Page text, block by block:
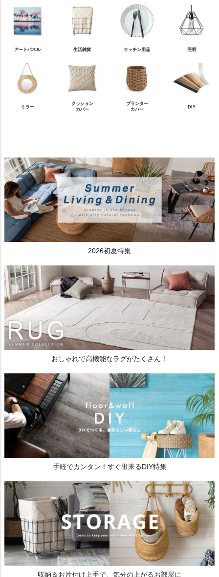
アートパネル 生活雑貨 キッチン用品 照明
ミラー
クッション
カバー
プランター
カバー
DIY
2026初夏特集
おしゃれで高機能なラグがたくさん！
手軽でカンタン！すぐ出来るDIY特集
収納＆お片付け上手で、気分の上がるお部屋に